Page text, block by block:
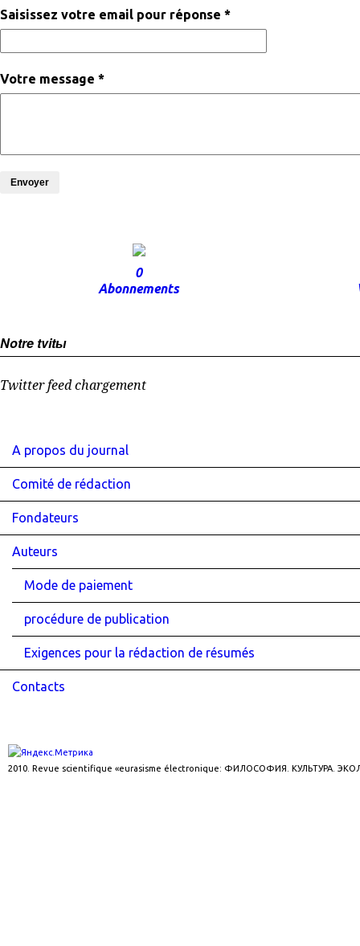
Saisissez votre email pour réponse *
Votre message *
Envoyer
0
Abonnements
Notre tvitы
Twitter feed chargement
A propos du journal
Comité de rédaction
Fondateurs
Auteurs
Mode de paiement
procédure de publication
Exigences pour la rédaction de résumés
Contacts
2010. Revue scientifique «eurasisme électronique: ФИЛОСОФИЯ. КУЛЬТУРА.